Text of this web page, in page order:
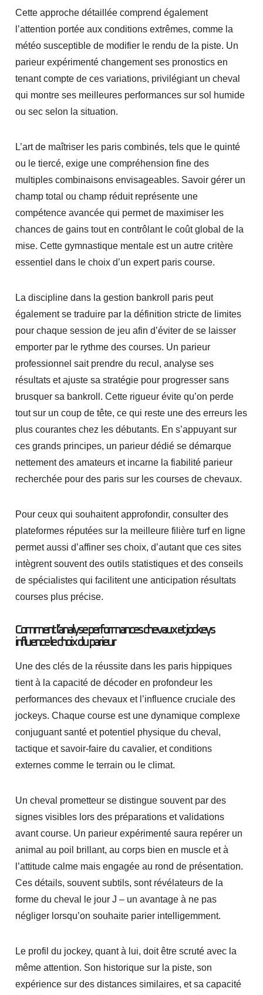
Cette approche détaillée comprend également
l’attention portée aux conditions extrêmes, comme la
météo susceptible de modifier le rendu de la piste. Un
parieur expérimenté changement ses pronostics en
tenant compte de ces variations, privilégiant un cheval
qui montre ses meilleures performances sur sol humide
ou sec selon la situation.
L’art de maîtriser les paris combinés, tels que le quinté
ou le tiercé, exige une compréhension fine des
multiples combinaisons envisageables. Savoir gérer un
champ total ou champ réduit représente une
compétence avancée qui permet de maximiser les
chances de gains tout en contrôlant le coût global de la
mise. Cette gymnastique mentale est un autre critère
essentiel dans le choix d’un expert paris course.
La discipline dans la gestion bankroll paris peut
également se traduire par la définition stricte de limites
pour chaque session de jeu afin d’éviter de se laisser
emporter par le rythme des courses. Un parieur
professionnel sait prendre du recul, analyse ses
résultats et ajuste sa stratégie pour progresser sans
brusquer sa bankroll. Cette rigueur évite qu’on perde
tout sur un coup de tête, ce qui reste une des erreurs les
plus courantes chez les débutants. En s’appuyant sur
ces grands principes, un parieur dédié se démarque
nettement des amateurs et incarne la fiabilité parieur
recherchée pour des paris sur les courses de chevaux.
Pour ceux qui souhaitent approfondir, consulter des
plateformes réputées sur la meilleure filière turf en ligne
permet aussi d’affiner ses choix, d’autant que ces sites
intègrent souvent des outils statistiques et des conseils
de spécialistes qui facilitent une anticipation résultats
courses plus précise.
Comment l’analyse performances chevaux et jockeys
influence le choix du parieur
Une des clés de la réussite dans les paris hippiques
tient à la capacité de décoder en profondeur les
performances des chevaux et l’influence cruciale des
jockeys. Chaque course est une dynamique complexe
conjuguant santé et potentiel physique du cheval,
tactique et savoir-faire du cavalier, et conditions
externes comme le terrain ou le climat.
Un cheval prometteur se distingue souvent par des
signes visibles lors des préparations et validations
avant course. Un parieur expérimenté saura repérer un
animal au poil brillant, au corps bien en muscle et à
l’attitude calme mais engagée au rond de présentation.
Ces détails, souvent subtils, sont révélateurs de la
forme du cheval le jour J – un avantage à ne pas
négliger lorsqu’on souhaite parier intelligemment.
Le profil du jockey, quant à lui, doit être scruté avec la
même attention. Son historique sur la piste, son
expérience sur des distances similaires, et sa capacité